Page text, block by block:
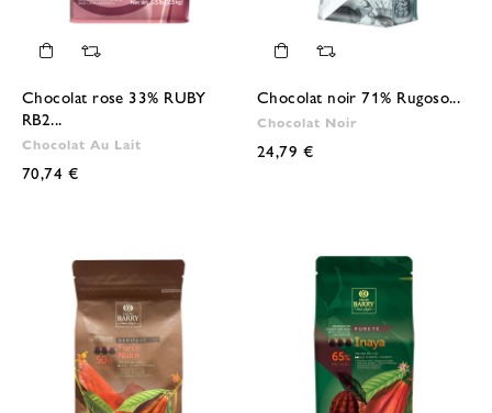
Chocolat rose 33% RUBY
RB2...
Chocolat Au Lait
70,74 €
Chocolat noir 71% Rugoso...
Chocolat Noir
24,79 €